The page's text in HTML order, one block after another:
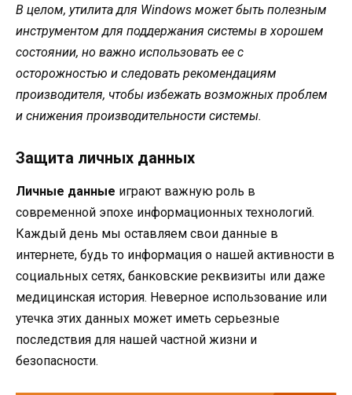
В целом, утилита для Windows может быть полезным
инструментом для поддержания системы в хорошем
состоянии, но важно использовать ее с
осторожностью и следовать рекомендациям
производителя, чтобы избежать возможных проблем
и снижения производительности системы.
Защита личных данных
Личные данные играют важную роль в
современной эпохе информационных технологий.
Каждый день мы оставляем свои данные в
интернете, будь то информация о нашей активности в
социальных сетях, банковские реквизиты или даже
медицинская история. Неверное использование или
утечка этих данных может иметь серьезные
последствия для нашей частной жизни и
безопасности.